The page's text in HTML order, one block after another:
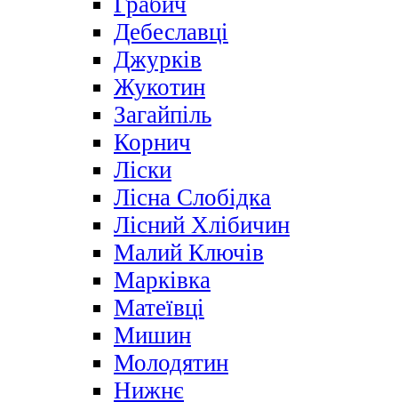
Дебеславці
Джурків
Жукотин
Загайпіль
Корнич
Ліски
Лісна Слобідка
Лісний Хлібичин
Малий Ключів
Марківка
Матеївці
Мишин
Молодятин
Нижнє